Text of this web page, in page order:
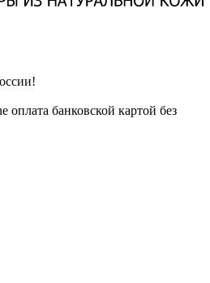
оплата банковской картой без